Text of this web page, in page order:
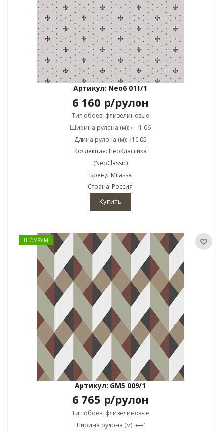
Артикул: Neo6 011/1
6 160 р/рулон
Тип обоев: флизелиновые
Ширина рулона (м): ⟷1.06
Длина рулона (м): ↕10.05
Коллекция: НеоКлассика
(NeoClassic)
Бренд: Milassa
Страна: Россия
Купить
ШОУРУМ
Артикул: GM5 009/1
6 765 р/рулон
Тип обоев: флизелиновые
Ширина рулона (м): ⟷1